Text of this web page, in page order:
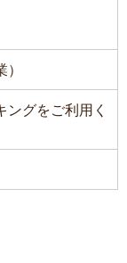
グをご利用く